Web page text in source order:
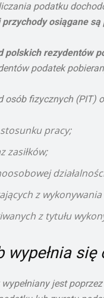
podatku
osiągane
polskich rezydentów
podatek
osób fizycznych (PIT)
pracy;
zasiłków;
z
z tytułu
wypełnia
jest